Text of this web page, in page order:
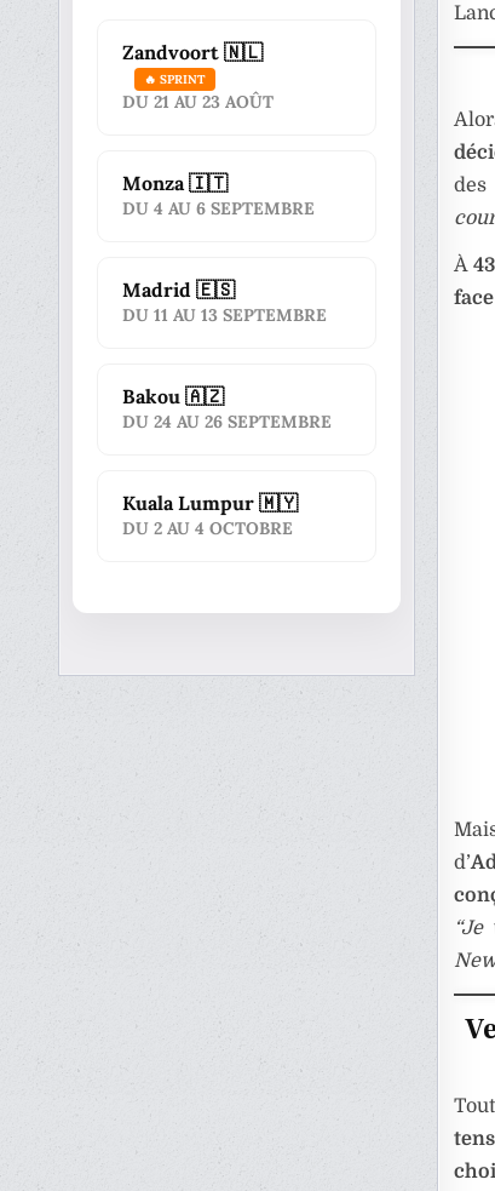
des
À
d’
Zandvoort 🇳🇱
🔥 SPRINT
DU 21 AU 23 AOÛT
Monza 🇮🇹
DU 4 AU 6 SEPTEMBRE
Madrid 🇪🇸
DU 11 AU 13 SEPTEMBRE
Bakou 🇦🇿
DU 24 AU 26 SEPTEMBRE
Kuala Lumpur 🇲🇾
DU 2 AU 4 OCTOBRE